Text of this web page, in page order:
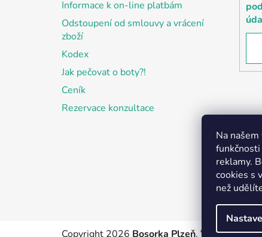
Na
reklamy.
cookies s
než
Informace k on-line platbám
Odstoupení od smlouvy a vrácení
zboží
Kodex
Jak pečovat o boty?!
Ceník
Rezervace konzultace
Copyright 2026 Bosorka Plzeň. Všechna práva